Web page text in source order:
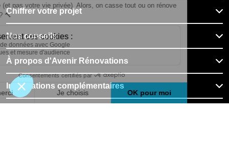
Chiffrer votre projet
Nos conseils
À propos d'Avenir Rénovations
Informations complémentaires